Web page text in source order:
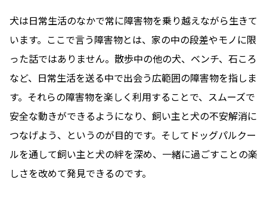
犬は日常生活のなかで常に障害物を乗り越えながら生きて
います。ここで言う障害物とは、家の中の段差やモノに限
った話ではありません。散歩中の他の犬、ベンチ、石ころ
など、日常生活を送る中で出会う広範囲の障害物を指しま
す。それらの障害物を楽しく利用することで、スムーズで
安全な動きができるようになり、飼い主と犬の不安解消に
つなげよう、というのが目的です。そしてドッグパルクー
ルを通して飼い主と犬の絆を深め、一緒に過ごすことの楽
しさを改めて発見できるのです。